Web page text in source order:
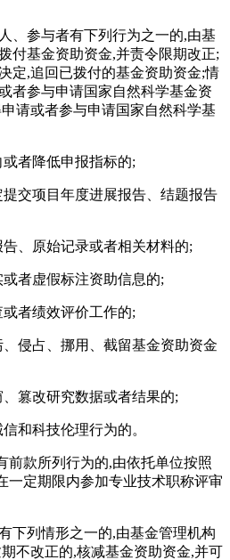
、参与者有下列行为之一的,由基
付基金资助资金,并责令限期改正;
定,追回已拨付的基金资助资金;情
者参与申请国家自然科学基金资
请或者参与申请国家自然科学基
者降低申报指标的;
交项目年度进展报告、结题报告
、原始记录或者相关材料的;
者虚假标注资助信息的;
者绩效评价工作的;
侵占、挪用、截留基金资助资金
篡改研究数据或者结果的;
和科技伦理行为的。
前款所列行为的,由依托单位按照
一定期限内参加专业技术职称评审
下列情形之一的,由基金管理机构
不改正的,核减基金资助资金,并可